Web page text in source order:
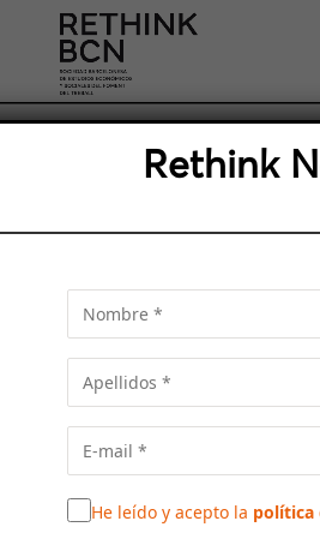
LLEGA LA
LOS
TURISMO DE
Sara Puig, Presidenta de
Susana Closa, Gerente del
Sport, y Ángel Diaz,
Leisure (Castell de
el nuevo eje de
Rethink
He leído y acepto la política